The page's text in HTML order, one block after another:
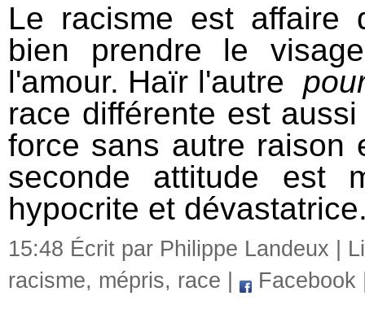
Le racisme est affaire
bien prendre le
l'amour. Haïr l'autre
race différente est
force sans autre raison
seconde attitude est
hypocrite et
15:48 Écrit par Philippe Landeux |
racisme, mépris, race Facebook